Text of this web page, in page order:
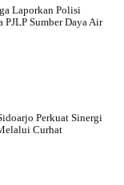
Laporkan Polisi
PJLP Sumber Daya Air
Perkuat Sinergi
Curhat